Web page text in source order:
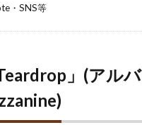
・SNS等
」(アルバ